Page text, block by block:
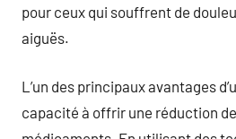
pour ceux qui souffrent de
aiguës.
L’un des principaux avantages
capacité à offrir une réduction